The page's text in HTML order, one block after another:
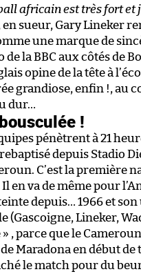
africain est très fort et
sueur, Gary Lineker
une marque de
la BBC aux côtés de
opine de la tête à
grandiose, enfin !, au
dur…
!
pénètrent à 21
depuis Stadio
C’est la première
en va de même pour
depuis… 1966 et
(Gascoigne, Lineker,
» , parce que le
Maradona en début
le match pour du